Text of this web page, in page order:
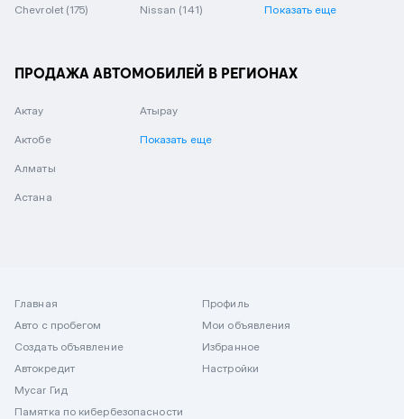
Chevrolet (175) Nissan (141) Показать еще
ПРОДАЖА АВТОМОБИЛЕЙ В РЕГИОНАХ
Актау
Актобе
Алматы
Астана
Атырау
Показать еще
Главная
Авто с пробегом
Создать объявление
Автокредит
Mycar Гид
Памятка по кибербезопасности
Профиль
Мои объявления
Избранное
Настройки